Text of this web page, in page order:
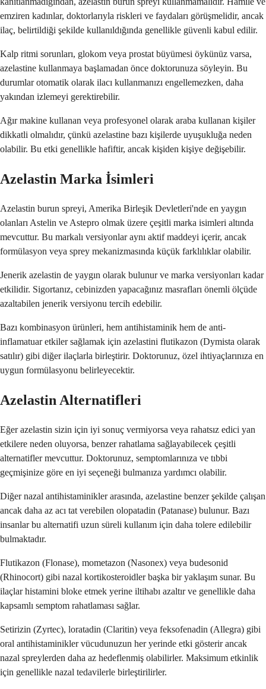
emziren kadınlar, doktorlarıyla riskleri ve faydaları görüşmelidir, ancak
ilaç, belirtildiği şekilde kullanıldığında genellikle güvenli kabul edilir.
Kalp ritmi sorunları, glokom veya prostat büyümesi öykünüz varsa,
azelastine kullanmaya başlamadan önce doktorunuza söyleyin. Bu
durumlar otomatik olarak ilacı kullanmanızı engellemezken, daha
yakından izlemeyi gerektirebilir.
Ağır makine kullanan veya profesyonel olarak araba kullanan kişiler
dikkatli olmalıdır, çünkü azelastine bazı kişilerde uyuşukluğa neden
olabilir. Bu etki genellikle hafiftir, ancak kişiden kişiye değişebilir.
Azelastin Marka İsimleri
Azelastin burun spreyi, Amerika Birleşik Devletleri'nde en yaygın
olanları Astelin ve Astepro olmak üzere çeşitli marka isimleri altında
mevcuttur. Bu markalı versiyonlar aynı aktif maddeyi içerir, ancak
formülasyon veya sprey mekanizmasında küçük farklılıklar olabilir.
Jenerik azelastin de yaygın olarak bulunur ve marka versiyonları kadar
etkilidir. Sigortanız, cebinizden yapacağınız masrafları önemli ölçüde
azaltabilen jenerik versiyonu tercih edebilir.
Bazı kombinasyon ürünleri, hem antihistaminik hem de anti-
inflamatuar etkiler sağlamak için azelastini flutikazon (Dymista olarak
satılır) gibi diğer ilaçlarla birleştirir. Doktorunuz, özel ihtiyaçlarınıza en
uygun formülasyonu belirleyecektir.
Azelastin Alternatifleri
Eğer azelastin sizin için iyi sonuç vermiyorsa veya rahatsız edici yan
etkilere neden oluyorsa, benzer rahatlama sağlayabilecek çeşitli
alternatifler mevcuttur. Doktorunuz, semptomlarınıza ve tıbbi
geçmişinize göre en iyi seçeneği bulmanıza yardımcı olabilir.
Diğer nazal antihistaminikler arasında, azelastine benzer şekilde çalışan
ancak daha az acı tat verebilen olopatadin (Patanase) bulunur. Bazı
insanlar bu alternatifi uzun süreli kullanım için daha tolere edilebilir
bulmaktadır.
Flutikazon (Flonase), mometazon (Nasonex) veya budesonid
(Rhinocort) gibi nazal kortikosteroidler başka bir yaklaşım sunar. Bu
ilaçlar histamini bloke etmek yerine iltihabı azaltır ve genellikle daha
kapsamlı semptom rahatlaması sağlar.
Setirizin (Zyrtec), loratadin (Claritin) veya feksofenadin (Allegra) gibi
oral antihistaminikler vücudunuzun her yerinde etki gösterir ancak
nazal spreylerden daha az hedeflenmiş olabilirler. Maksimum etkinlik
için genellikle nazal tedavilerle birleştirilirler.